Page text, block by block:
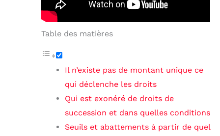
Table des matières
Il n’existe pas de montant unique ce
qui déclenche les droits
Qui est exonéré de droits de
succession et dans quelles conditions
Seuils et abattements à partir de quel